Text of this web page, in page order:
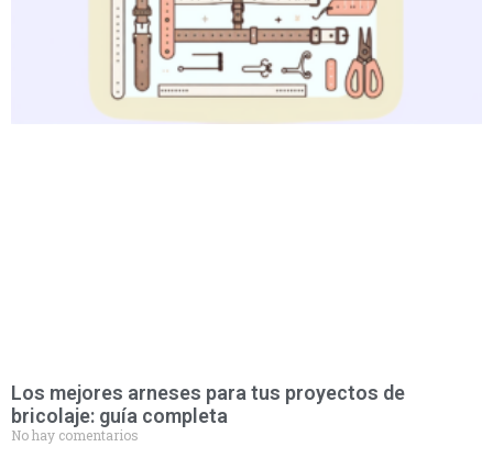
Los mejores arneses para tus proyectos de
bricolaje: guía completa
No hay comentarios